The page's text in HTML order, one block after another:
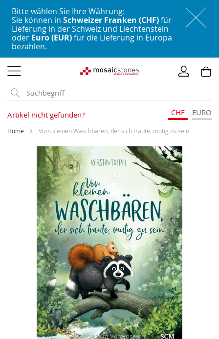
Bitte wählen Sie Ihre Währung:
Sie können in Schweizer Franken (CHF)für
Lieferung in der Schweiz und Liechtenstein
oder Euro (EUR)für die Lieferung in Europa
bezahlen.
zum
Inhalt
Artikel nicht gefunden? CHF EURO
Home Vom kleinen Waschbären, der sich traute, mutig zu sein